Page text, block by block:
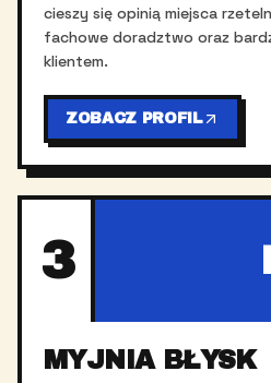
cieszy się opinią miejsca
fachowe doradztwo oraz
klientem.
ZOBACZ PROFIL
3
MYJNIA BŁYSK